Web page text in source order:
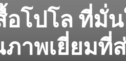
อโปโล ที่
าพเยี่ยมที่